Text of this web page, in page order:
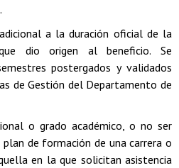
a la duración oficial de la
dio origen al beneficio. Se
postergados y validados
de Gestión del Departamento de
o grado académico, o no ser
de formación de una carrera o
en la que solicitan asistencia